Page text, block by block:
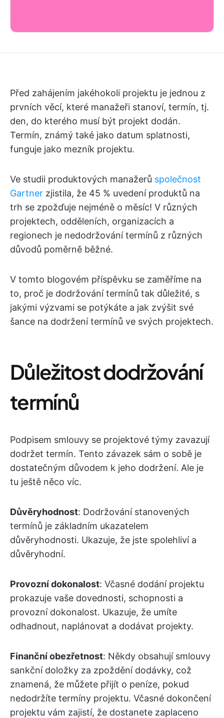
Před zahájením jakéhokoli projektu je jednou z
prvních věcí, které manažeři stanoví, termín, tj.
den, do kterého musí být projekt dodán.
Termín, známý také jako datum splatnosti,
funguje jako mezník projektu.
Ve studii produktových manažerů společnost
Gartner zjistila, že 45 % uvedení produktů na
trh se zpožďuje nejméně o měsíc! V různých
projektech, odděleních, organizacích a
regionech je nedodržování termínů z různých
důvodů poměrně běžné.
V tomto blogovém příspěvku se zaměříme na
to, proč je dodržování termínů tak důležité, s
jakými výzvami se potýkáte a jak zvýšit své
šance na dodržení termínů ve svých projektech.
Důležitost dodržování
termínů
Podpisem smlouvy se projektové týmy zavazují
dodržet termín. Tento závazek sám o sobě je
dostatečným důvodem k jeho dodržení. Ale je
tu ještě něco víc.
Důvěryhodnost: Dodržování stanovených
termínů je základním ukazatelem
důvěryhodnosti. Ukazuje, že jste spolehliví a
důvěryhodní.
Provozní dokonalost: Včasné dodání projektu
prokazuje vaše dovednosti, schopnosti a
provozní dokonalost. Ukazuje, že umíte
odhadnout, naplánovat a dodávat projekty.
Finanční obezřetnost: Někdy obsahují smlouvy
sankční doložky za zpoždění dodávky, což
znamená, že můžete přijít o peníze, pokud
nedodržíte termíny projektu. Včasné dokončení
projektu vám zajistí, že dostanete zaplaceno